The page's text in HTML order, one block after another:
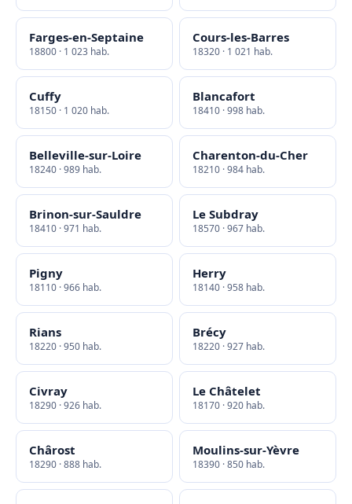
Farges-en-Septaine
18800 · 1 023 hab.
Cours-les-Barres
18320 · 1 021 hab.
Cuffy
18150 · 1 020 hab.
Blancafort
18410 · 998 hab.
Belleville-sur-Loire
18240 · 989 hab.
Charenton-du-Cher
18210 · 984 hab.
Brinon-sur-Sauldre
18410 · 971 hab.
Le Subdray
18570 · 967 hab.
Pigny
18110 · 966 hab.
Herry
18140 · 958 hab.
Rians
18220 · 950 hab.
Brécy
18220 · 927 hab.
Civray
18290 · 926 hab.
Le Châtelet
18170 · 920 hab.
Chârost
18290 · 888 hab.
Moulins-sur-Yèvre
18390 · 850 hab.